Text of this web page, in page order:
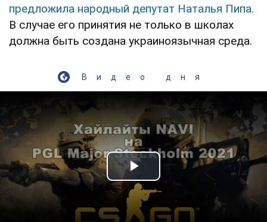
предложила народный депутат Наталья Пипа.
В случае его принятия не только в школах
должна быть создана украиноязычная среда.
Видео дня
Play Video